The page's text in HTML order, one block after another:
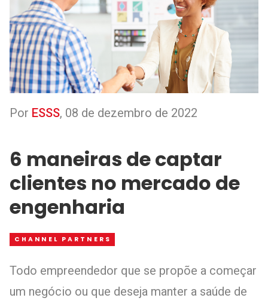
Por ESSS, 08 de dezembro de 2022
6 maneiras de captar
clientes no mercado de
engenharia
CHANNEL PARTNERS
Todo empreendedor que se propõe a começar
um negócio ou que deseja manter a saúde de